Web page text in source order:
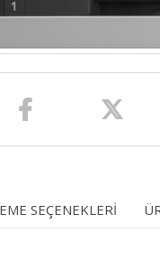
SEÇENEKLERI